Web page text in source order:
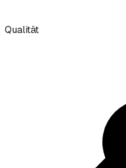
Qualität